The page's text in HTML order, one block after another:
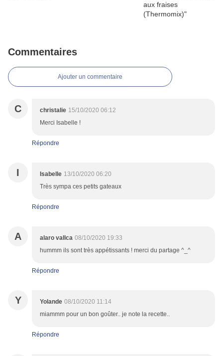
Commentaires
Ajouter un commentaire
C christalie 15/10/2020 06:12
Merci Isabelle !
Répondre
I Isabelle 13/10/2020 06:20
Très sympa ces petits gateaux
Répondre
A alaro vallca 08/10/2020 19:33
hummm ils sont très appétissants ! merci du partage ^_^
Répondre
Y Yolande 08/10/2020 11:14
miammm pour un bon goûter.. je note la recette..
Répondre